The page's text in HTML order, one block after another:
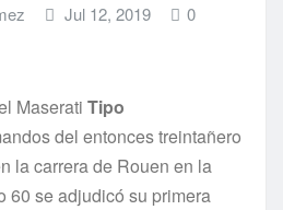
Jul 12, 2019 0
Maserati Tipo
del entonces treintañero
la carrera de Rouen en la
60 se adjudicó su primera